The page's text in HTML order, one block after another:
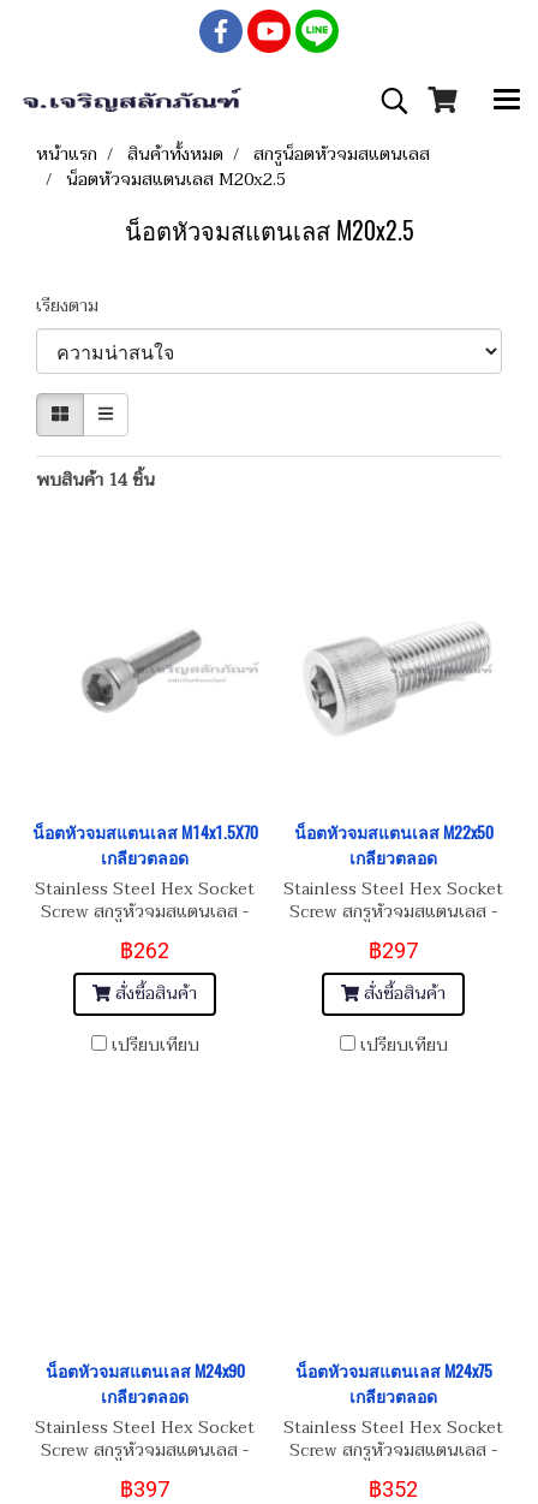
หน้าแรก สินค้าทั้งหมด
สกรูน็อตหัวจมสแตนเลส
น็อตหัวจมสแตนเลส M20x2.5
น็อตหัวจมสแตนเลส M20x2.5
เรียงตาม
พบสินค้า 14 ชิ้น
น็อตหัวจมสแตนเลส M14x1.5X70
เกลียวตลอด
Stainless Steel Hex Socket
Screw สกรูหัวจมสแตนเลส -
SUS304
฿262
สั่งซื้อสินค้า
เปรียบเทียบ
น็อตหัวจมสแตนเลส M22x50
เกลียวตลอด
Stainless Steel Hex Socket
Screw สกรูหัวจมสแตนเลส -
SUS304
฿297
สั่งซื้อสินค้า
เปรียบเทียบ
น็อตหัวจมสแตนเลส M24x90
เกลียวตลอด
Stainless Steel Hex Socket
Screw สกรูหัวจมสแตนเลส -
SUS304
฿397
น็อตหัวจมสแตนเลส M24x75
เกลียวตลอด
Stainless Steel Hex Socket
Screw สกรูหัวจมสแตนเลส -
SUS304
฿352